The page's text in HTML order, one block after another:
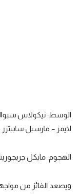
الوسط: نيكولاس
لايمر – مارسيل سابيتزر
الهجوم: مايكل
ويصعد الفائز من